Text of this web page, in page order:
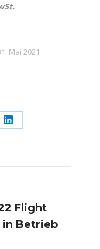
Mai 2021
Share
LinkedIn
Flight
Betrieb